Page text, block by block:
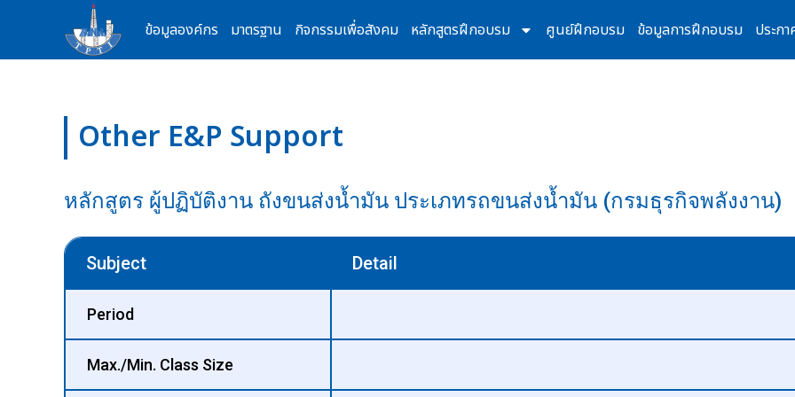
content
ข้อมูลองค์กร มาตรฐาน กิจกรรมเพื่อสังคม หลักสูตรฝึกอบรม ศูนย์ฝึกอบรม ข้อมูลการฝึกอบรม ประก
Other E&P Support
หลักสูตร ผู้ปฏิบัติงาน ถังขนส่งน้ำมัน ประเภทรถขนส่งน้ำมัน (กรมธุรกิจพลังงาน)
Subject Detail
Period
Max./Min. Class Size